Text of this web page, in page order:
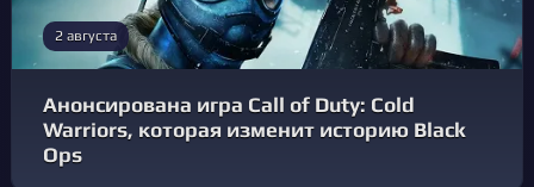
2 августа
Анонсирована игра Call of Duty: Cold
Warriors, которая изменит историю Black
Ops